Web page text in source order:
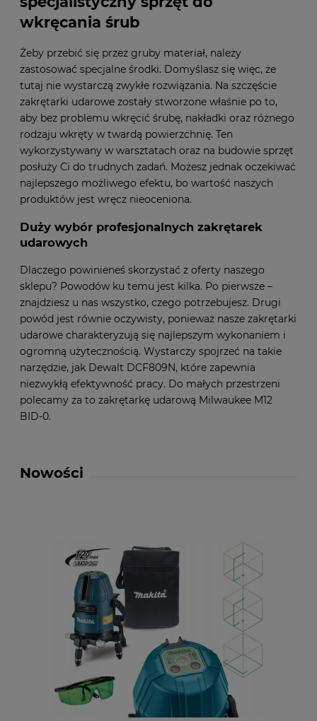
wkręcania śrub
Żeby przebić się przez gruby materiał, należy
zastosować specjalne środki. Domyślasz się więc, że
tutaj nie wystarczą zwykłe rozwiązania. Na szczęście
zakrętarki udarowe zostały stworzone właśnie po to,
aby bez problemu wkręcić śrubę, nakładki oraz różnego
rodzaju wkręty w twardą powierzchnię. Ten
wykorzystywany w warsztatach oraz na budowie sprzęt
posłuży Ci do trudnych zadań. Możesz jednak oczekiwać
najlepszego możliwego efektu, bo wartość naszych
produktów jest wręcz nieoceniona.
Duży wybór profesjonalnych zakrętarek
udarowych
Dlaczego powinieneś skorzystać z oferty naszego
sklepu? Powodów ku temu jest kilka. Po pierwsze –
znajdziesz u nas wszystko, czego potrzebujesz. Drugi
powód jest równie oczywisty, ponieważ nasze zakrętarki
udarowe charakteryzują się najlepszym wykonaniem i
ogromną użytecznością. Wystarczy spojrzeć na takie
narzędzie, jak Dewalt DCF809N, które zapewnia
niezwykłą efektywność pracy. Do małych przestrzeni
polecamy za to zakrętarkę udarową Milwaukee M12
BID-0.
Nowości